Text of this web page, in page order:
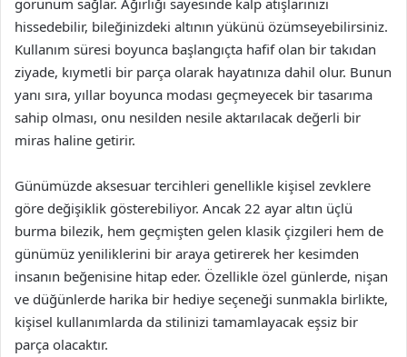
görünüm sağlar. Ağırlığı sayesinde kalp atışlarınızı
hissedebilir, bileğinizdeki altının yükünü özümseyebilirsiniz.
Kullanım süresi boyunca başlangıçta hafif olan bir takıdan
ziyade, kıymetli bir parça olarak hayatınıza dahil olur. Bunun
yanı sıra, yıllar boyunca modası geçmeyecek bir tasarıma
sahip olması, onu nesilden nesile aktarılacak değerli bir
miras haline getirir.
Günümüzde aksesuar tercihleri genellikle kişisel zevklere
göre değişiklik gösterebiliyor. Ancak 22 ayar altın üçlü
burma bilezik, hem geçmişten gelen klasik çizgileri hem de
günümüz yeniliklerini bir araya getirerek her kesimden
insanın beğenisine hitap eder. Özellikle özel günlerde, nişan
ve düğünlerde harika bir hediye seçeneği sunmakla birlikte,
kişisel kullanımlarda da stilinizi tamamlayacak eşsiz bir
parça olacaktır.